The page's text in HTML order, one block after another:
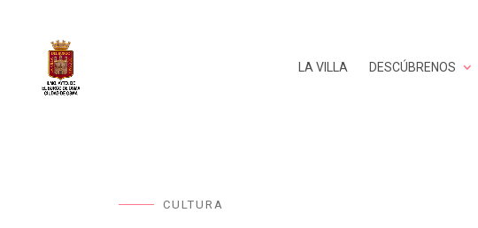
LA VILLA DESCÚBRENOS
CULTURA